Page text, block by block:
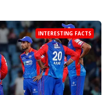
INTERESTING FACTS